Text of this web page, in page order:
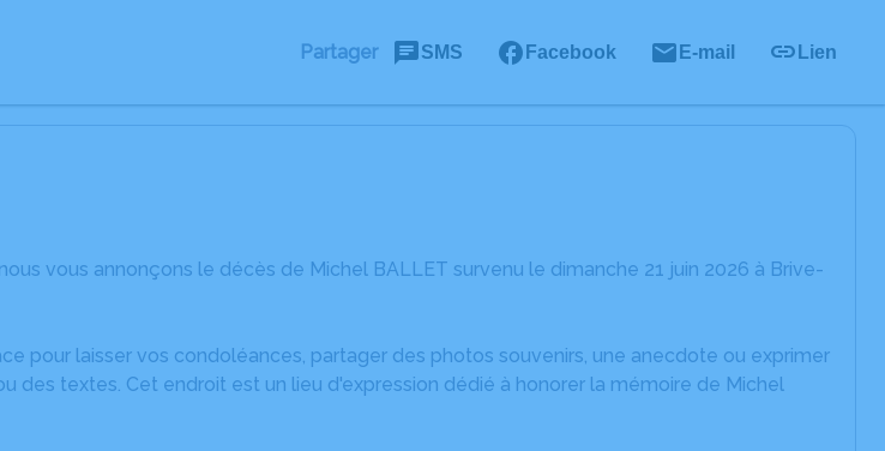
Partager SMS Facebook E-mail Lien
vous annonçons le décès de Michel BALLET survenu le dimanche 21 juin 2026 à Brive-
pour laisser vos condoléances, partager des photos souvenirs, une anecdote ou exprimer
des textes. Cet endroit est un lieu d'expression dédié à honorer la mémoire de Michel